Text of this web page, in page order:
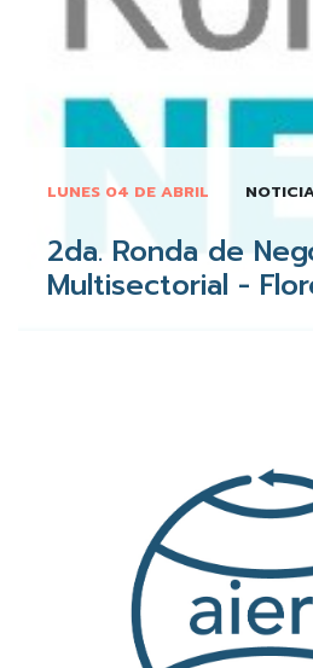
LUNES 04 DE ABRIL
2da. Ronda de
Multisectorial -